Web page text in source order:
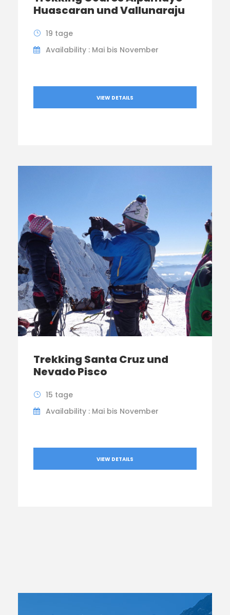
Huascaran und Vallunaraju
19 tage
Availability : Mai bis November
VIEW DETAILS
Trekking Santa Cruz und
Nevado Pisco
15 tage
Availability : Mai bis November
VIEW DETAILS